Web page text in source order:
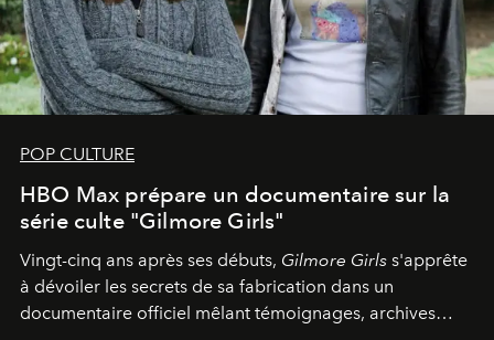
POP CULTURE
HBO Max prépare un documentaire sur la
série culte "Gilmore Girls"
Vingt-cinq ans après ses débuts, Gilmore Girls s'apprête
à dévoiler les secrets de sa fabrication dans un
documentaire officiel mêlant témoignages, archives